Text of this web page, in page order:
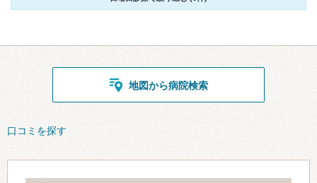
地図から病院検索
口コミを探す